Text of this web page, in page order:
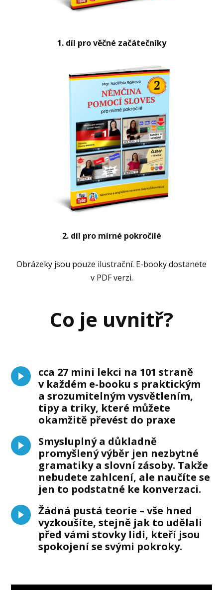
1. díl pro věčné začátečníky
2. díl pro mírné pokročilé
Obrázeky jsou pouze ilustrační. E-booky dostanete
v PDF verzi.
Co je uvnitř?
cca 27 mini lekci na 101 straně
v každém e-booku s praktickým
a srozumitelným vysvětlením,
tipy a triky, které můžete
okamžitě převést do praxe
Smysluplný a důkladně
promyšlený výběr jen nezbytné
gramatiky a slovní zásoby. Takže
nebudete zahlcení, ale naučíte se
jen to podstatné ke konverzaci.
Žádná pustá teorie – vše hned
vyzkoušíte, stejně jak to udělali
před vámi stovky lidi, kteří jsou
spokojení se svými pokroky.